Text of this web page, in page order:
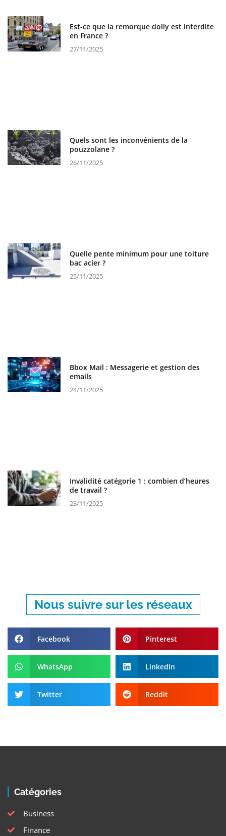
Est-ce que la remorque dolly est interdite
en France ?
27/11/2025
Quels sont les inconvénients de la
pouzzolane ?
26/11/2025
Quelle pente minimum pour une toiture
bac acier ?
25/11/2025
Bbox Mail : Messagerie et gestion des
emails
24/11/2025
Invalidité catégorie 1 : combien d’heures
de travail ?
23/11/2025
Nous suivre sur les réseaux
Facebook Pinterest
WhatsApp LinkedIn
Twitter Reddit
Catégories
Business
Finance